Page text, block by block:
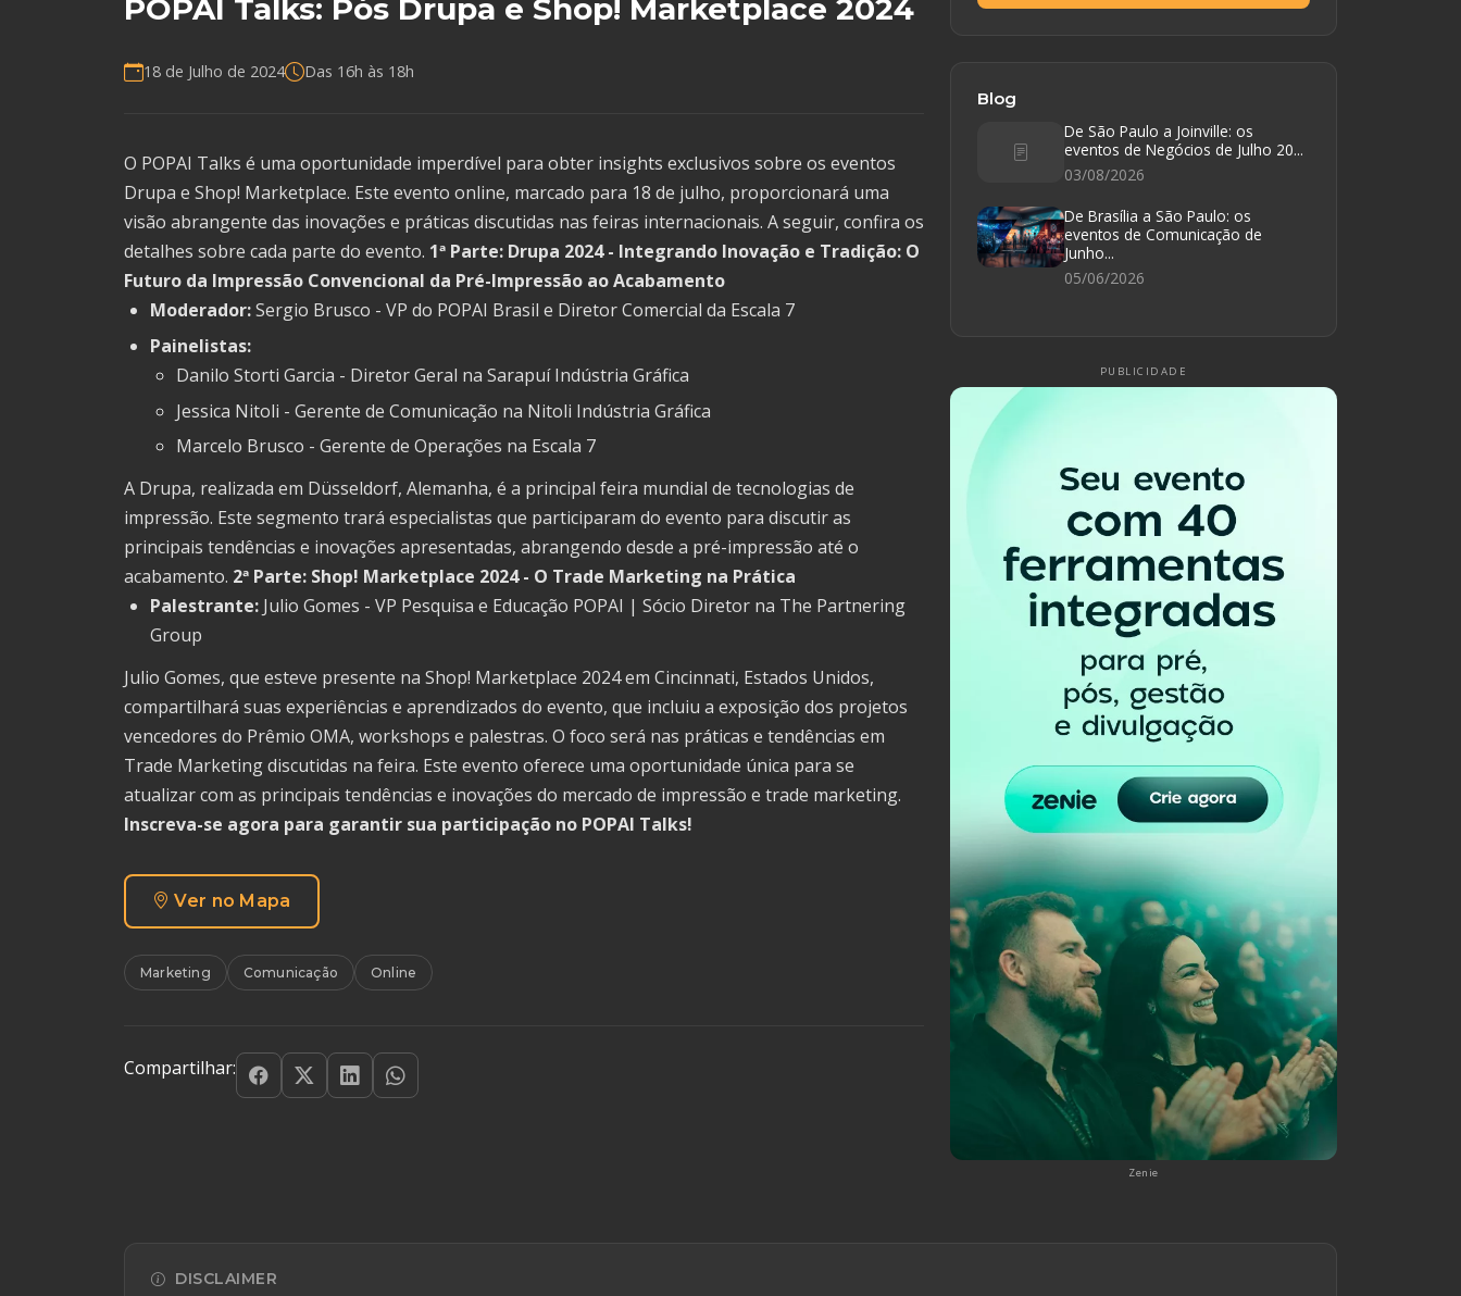
POPAI Talks: Pós Drupa e Shop! Marketplace 2024
18 de Julho de 2024 Das 16h às 18h
O POPAI Talks é uma oportunidade imperdível para obter insights exclusivos sobre os eventos
Drupa e Shop! Marketplace. Este evento online, marcado para 18 de julho, proporcionará uma
visão abrangente das inovações e práticas discutidas nas feiras internacionais. A seguir, confira os
detalhes sobre cada parte do evento. 1ª Parte: Drupa 2024 - Integrando Inovação e Tradição: O
Futuro da Impressão Convencional da Pré-Impressão ao Acabamento
Moderador:Sergio Brusco - VP do POPAI Brasil e Diretor Comercial da Escala 7
Painelistas:
Danilo Storti Garcia - Diretor Geral na Sarapuí Indústria Gráfica
Jessica Nitoli - Gerente de Comunicação na Nitoli Indústria Gráfica
Marcelo Brusco - Gerente de Operações na Escala 7
A Drupa, realizada em Düsseldorf, Alemanha, é a principal feira mundial de tecnologias de
impressão. Este segmento trará especialistas que participaram do evento para discutir as
principais tendências e inovações apresentadas, abrangendo desde a pré-impressão até o
acabamento. 2ª Parte: Shop! Marketplace 2024 - O Trade Marketing na Prática
Palestrante: Julio Gomes - VP Pesquisa e Educação POPAI | Sócio Diretor na The Partnering
Group
Julio Gomes, que esteve presente na Shop! Marketplace 2024 em Cincinnati, Estados Unidos,
compartilhará suas experiências e aprendizados do evento, que incluiu a exposição dos projetos
vencedores do Prêmio OMA, workshops e palestras. O foco será nas práticas e tendências em
Trade Marketing discutidas na feira. Este evento oferece uma oportunidade única para se
atualizar com as principais tendências e inovações do mercado de impressão e trade marketing.
Inscreva-se agora para garantir sua participação no POPAI Talks!
Ver no Mapa
Marketing Comunicação Online
Compartilhar:
Blog
De São Paulo a Joinville: os
eventos de Negócios de Julho 20...
03/08/2026
De Brasília a São Paulo: os
eventos de Comunicação de
Junho...
05/06/2026
PUBLICIDADE
Zenie
DISCLAIMER